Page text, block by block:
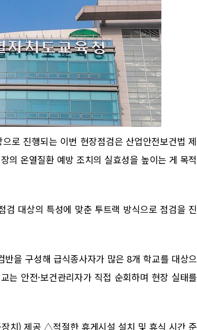
로 진행되는 이번 현장점검은 산업안전보건법 제
의 온열질환 예방 조치의 실효성을 높이는 게 목적
검 대상의 특성에 맞춘 투트랙 방식으로 점검을 진
반을 구성해 급식종사자가 많은 8개 학교를 대상으
는 안전·보건관리자가 직접 순회하며 현장 실태를
치) 제공 △적절한 휴게시설 설치 및 휴식 시간 준